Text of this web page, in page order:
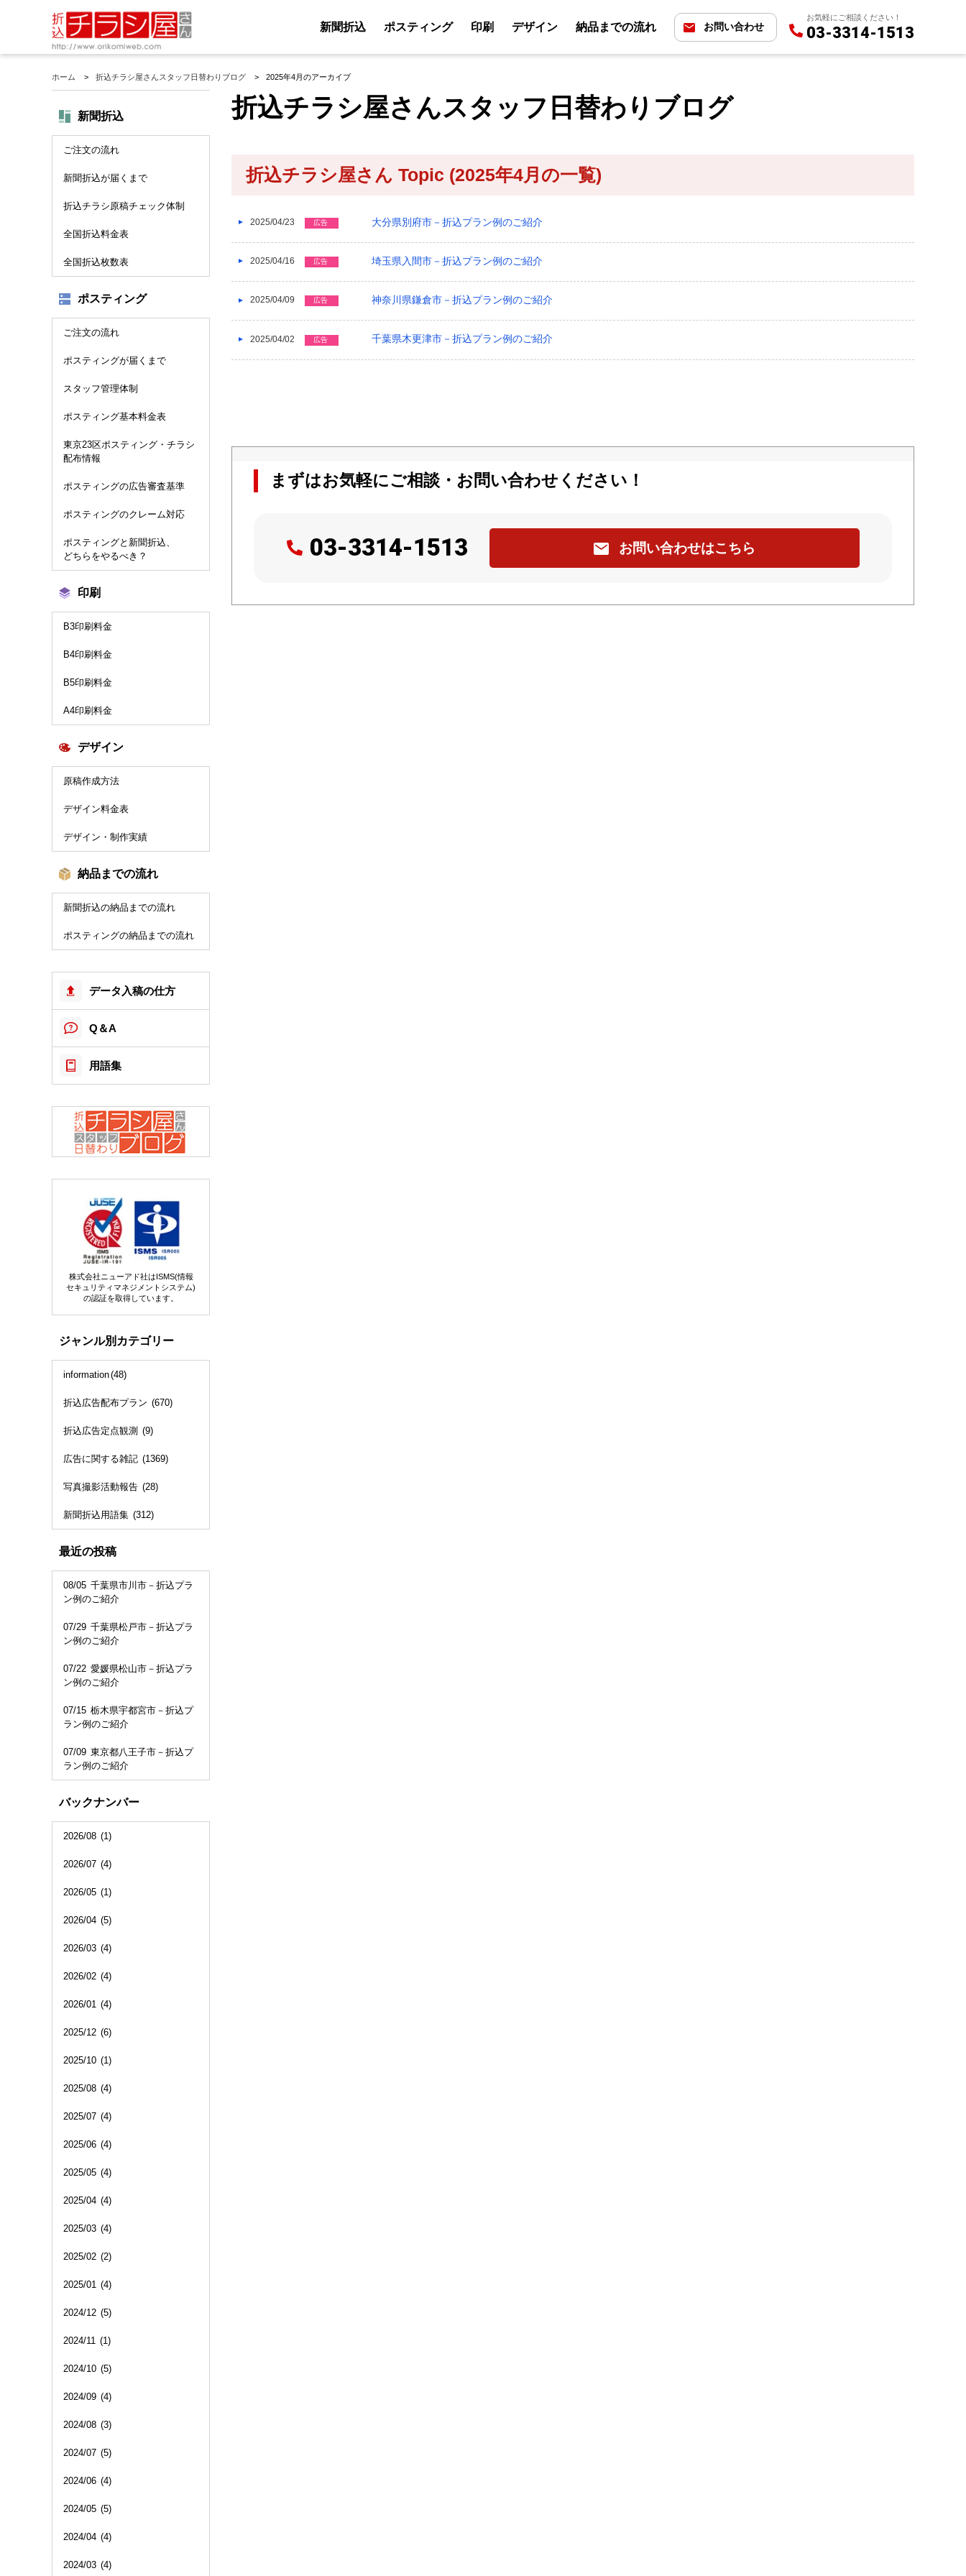
新聞折込 ポスティング 印刷 デザイン 納品までの流れ お問い合わせ
お気軽にご相談ください！
03-3314-1513
ホーム 折込チラシ屋さんスタッフ日替わりブログ 2025年4月のアーカイブ
折込チラシ屋さんスタッフ日替わりブログ
折込チラシ屋さん Topic (2025年4月の一覧)
2025/04/23 広告 大分県別府市－折込プラン例のご紹介
2025/04/16 広告 埼玉県入間市－折込プラン例のご紹介
2025/04/09 広告 神奈川県鎌倉市－折込プラン例のご紹介
2025/04/02 広告 千葉県木更津市－折込プラン例のご紹介
まずはお気軽にご相談・お問い合わせください！
03-3314-1513 お問い合わせはこちら
新聞折込
ご注文の流れ
新聞折込が届くまで
折込チラシ原稿チェック体制
全国折込料金表
全国折込枚数表
ポスティング
ご注文の流れ
ポスティングが届くまで
スタッフ管理体制
ポスティング基本料金表
東京23区ポスティング・チラシ
配布情報
ポスティングの広告審査基準
ポスティングのクレーム対応
ポスティングと新聞折込、
どちらをやるべき？
印刷
B3印刷料金
B4印刷料金
B5印刷料金
A4印刷料金
デザイン
原稿作成方法
デザイン料金表
デザイン・制作実績
納品までの流れ
新聞折込の納品までの流れ
ポスティングの納品までの流れ
データ入稿の仕方
Q＆A
用語集
株式会社ニューアド社はISMS(情報
セキュリティマネジメントシステム)
の認証を取得しています。
ジャンル別カテゴリー
information(48)
折込広告配布プラン (670)
折込広告定点観測 (9)
広告に関する雑記 (1369)
写真撮影活動報告 (28)
新聞折込用語集 (312)
最近の投稿
08/05 千葉県市川市－折込プラ
ン例のご紹介
07/29 千葉県松戸市－折込プラ
ン例のご紹介
07/22 愛媛県松山市－折込プラ
ン例のご紹介
07/15 栃木県宇都宮市－折込プ
ラン例のご紹介
07/09 東京都八王子市－折込プ
ラン例のご紹介
バックナンバー
2026/08 (1)
2026/07 (4)
2026/05 (1)
2026/04 (5)
2026/03 (4)
2026/02 (4)
2026/01 (4)
2025/12 (6)
2025/10 (1)
2025/08 (4)
2025/07 (4)
2025/06 (4)
2025/05 (4)
2025/04 (4)
2025/03 (4)
2025/02 (2)
2025/01 (4)
2024/12 (5)
2024/11 (1)
2024/10 (5)
2024/09 (4)
2024/08 (3)
2024/07 (5)
2024/06 (4)
2024/05 (5)
2024/04 (4)
2024/03 (4)